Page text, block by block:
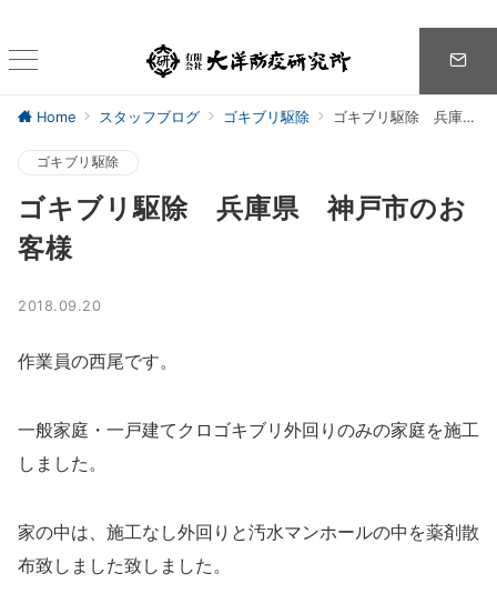
Home スタッフブログ ゴキブリ駆除 ゴキブリ駆除 兵庫県 神戸市のお客様
ゴキブリ駆除
ゴキブリ駆除 兵庫県 神戸市のお
客様
2018.09.20
作業員の西尾です。
一般家庭・一戸建てクロゴキブリ外回りのみの家庭を施工
しました。
家の中は、施工なし外回りと汚水マンホールの中を薬剤散
布致しました致しました。